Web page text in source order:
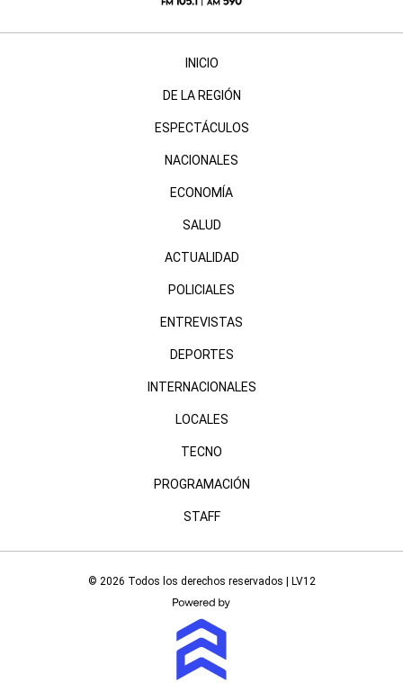
INICIO
DE LA REGIÓN
ESPECTÁCULOS
NACIONALES
ECONOMÍA
SALUD
ACTUALIDAD
POLICIALES
ENTREVISTAS
DEPORTES
INTERNACIONALES
LOCALES
TECNO
PROGRAMACIÓN
STAFF
© 2026 Todos los derechos reservados | LV12